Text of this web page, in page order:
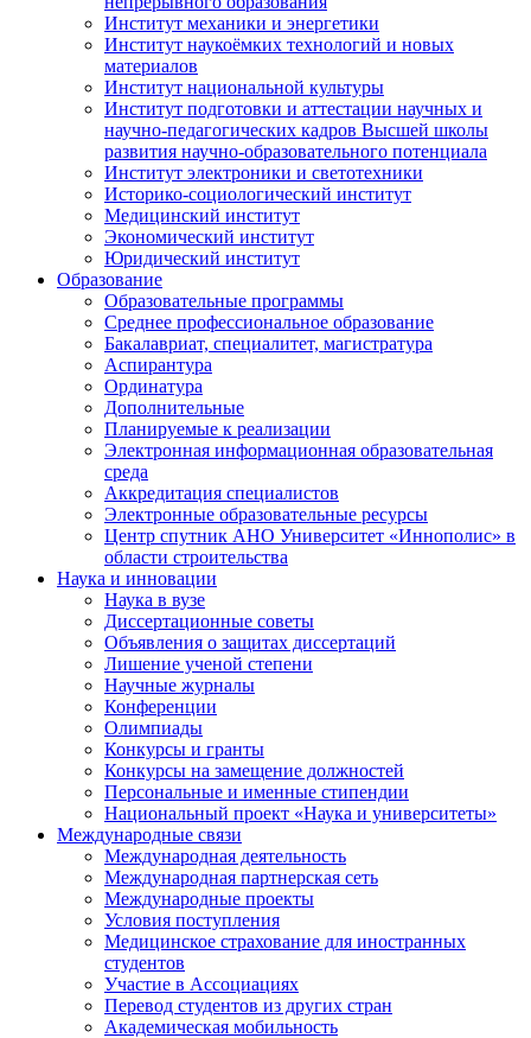
Институт механики и энергетики
Институт наукоёмких технологий и новых
материалов
Институт национальной культуры
Институт подготовки и аттестации научных и
научно-педагогических кадров Высшей школы
развития научно-образовательного потенциала
Институт электроники и светотехники
Историко-социологический институт
Медицинский институт
Экономический институт
Юридический институт
Образование
Образовательные программы
Среднее профессиональное образование
Бакалавриат, специалитет, магистратура
Аспирантура
Ординатура
Дополнительные
Планируемые к реализации
Электронная информационная образовательная
среда
Аккредитация специалистов
Электронные образовательные ресурсы
Центр спутник АНО Университет «Иннополис» в
области строительства
Наука и инновации
Наука в вузе
Диссертационные советы
Объявления о защитах диссертаций
Лишение ученой степени
Научные журналы
Конференции
Олимпиады
Конкурсы и гранты
Конкурсы на замещение должностей
Персональные и именные стипендии
Национальный проект «Наука и университеты»
Международные связи
Международная деятельность
Международная партнерская сеть
Международные проекты
Условия поступления
Медицинское страхование для иностранных
студентов
Участие в Ассоциациях
Перевод студентов из других стран
Академическая мобильность